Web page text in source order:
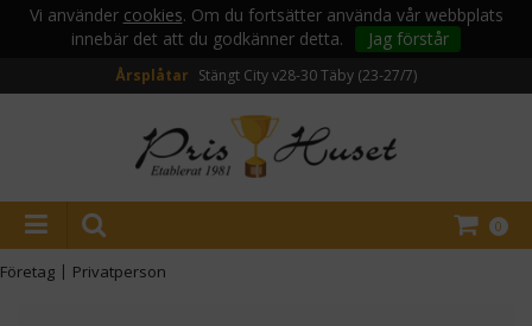
Vi använder cookies. Om du fortsätter använda vår webbplats
innebär det att du godkänner detta.
Jag förstår
Årsplåtar Stängt City v28-30Täby (23-27/7)
0
Företag | Privatperson